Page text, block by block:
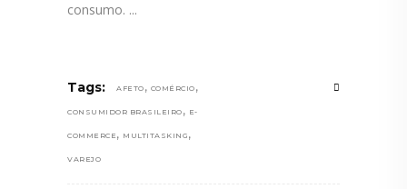
consumo.
Tags: AFETO , COMÉRCIO ,
CONSUMIDOR BRASILEIRO , E-
COMMERCE , MULTITASKING ,
VAREJO